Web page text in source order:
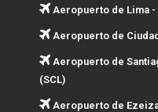
Aeropuerto de Lima
Aeropuerto de
Aeropuerto de
(SCL)
Aeropuerto de